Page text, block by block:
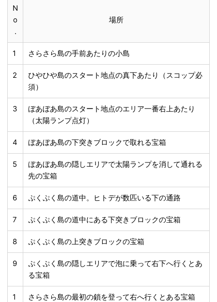
N
o
.
場所
1 さらさら島の手前あたりの小島
2
ひやひや島のスタート地点の真下あたり（スコップ必
須）
3
ぼあぼあ島のスタート地点のエリア一番右上あたり
（太陽ランプ点灯）
4 ぼあぼあ島の下突きブロックで取れる宝箱
5
ぼあぼあ島の隠しエリアで太陽ランプを消して通れる
先の宝箱
6 ぷくぷく島の道中。ヒトデが数匹いる下の通路
7 ぷくぷく島の道中にある下突きブロックの宝箱
8 ぷくぷく島の上突きブロックの宝箱
9
ぷくぷく島の隠しエリアで泡に乗って右下へ行くとあ
る宝箱
1
さらさら島の最初の鎖を登って右へ行くとある宝箱